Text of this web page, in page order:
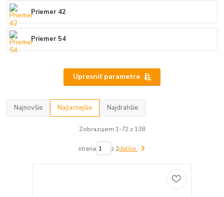
Priemer 42
Priemer 54
Upresniť parametre
Najnovšie Najlacnejšie Najdrahšie
Zobrazujem 1-72 z 138
strana z 2ďalšie